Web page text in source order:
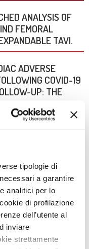
tipologie di
a garantire
analitici per lo
di profilazione
dell’utente al
inviare
strettamente
ANALYSIS OF
FEMORAL
TAVI.
ADVERSE
COVID-19
UP: THE
AND PHENOTYPIC
RADIOTHERAPY
IN
TAVI REGISTRY
6